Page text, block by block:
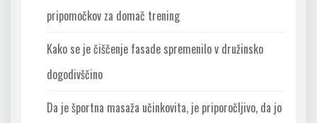
pripomočkov za domač trening
Kako se je čiščenje fasade spremenilo v družinsko
dogodivščino
Da je športna masaža učinkovita, je priporočljivo, da jo